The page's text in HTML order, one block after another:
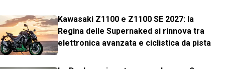
Kawasaki Z1100 e Z1100 SE 2027: la
Regina delle Supernaked si rinnova tra
elettronica avanzata e ciclistica da pista